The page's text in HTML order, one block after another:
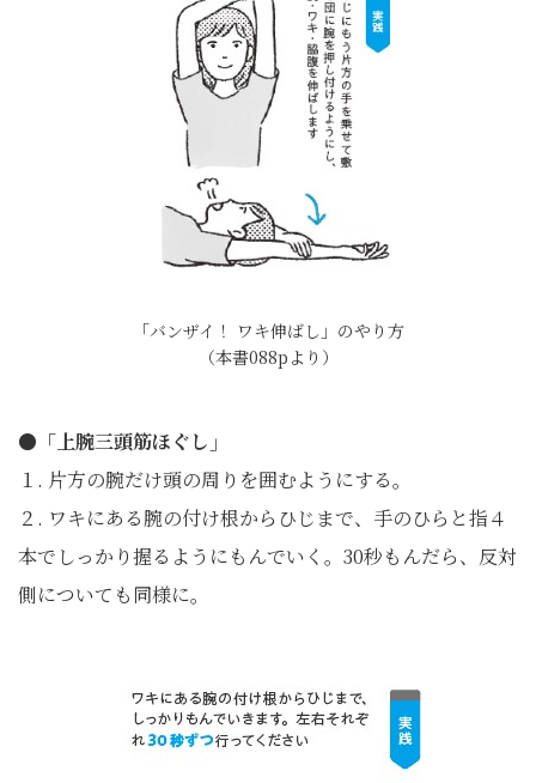
「バンザイ！ ワキ伸ばし」のやり方
（本書088pより）
●「上腕三頭筋ほぐし」
１. 片方の腕だけ頭の周りを囲むようにする。
２. ワキにある腕の付け根からひじまで、手のひらと指４
本でしっかり握るようにもんでいく。30秒もんだら、反対
側についても同様に。